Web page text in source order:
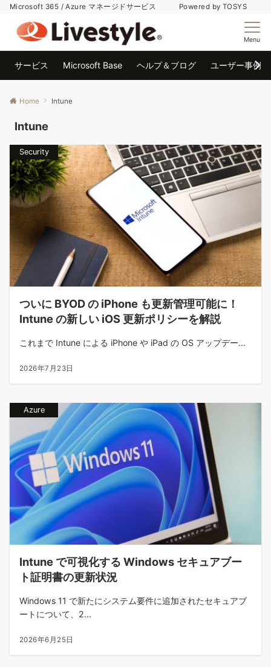
Microsoft 365 / Azure マネージドサービス Powered by TOSYS
Menu
サービス Microsoft Base ヘルプ＆ブログ ユーザー事例
Home Intune
Intune
Security
ついに BYOD の iPhone も更新管理可能に！
Intune の新しい iOS 更新ポリシーを解説
これまで Intune による iPhone や iPad の OS アップデー...
2026年7月23日
Azure
Intune で可視化する Windows セキュアブー
ト証明書の更新状況
Windows 11 で新たにシステム要件に追加されたセキュアブ
ートについて、2...
2026年6月25日